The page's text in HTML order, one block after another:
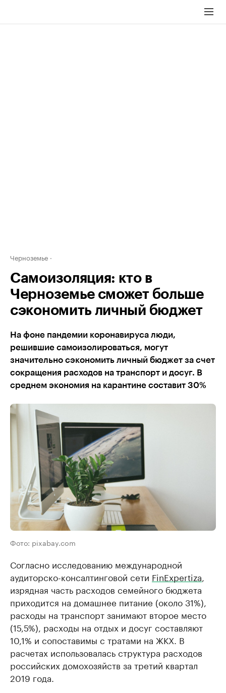
Черноземье
Самоизоляция: кто в
Черноземье сможет больше
сэкономить личный бюджет
На фоне пандемии коронавируса люди,
решившие самоизолироваться, могут
значительно сэкономить личный бюджет за счет
сокращения расходов на транспорт и досуг. В
среднем экономия на карантине составит 30%
Фото: pixabay.com
Согласно исследованию международной
аудиторско-консалтинговой сети FinExpertiza,
изрядная часть расходов семейного бюджета
приходится на домашнее питание (около 31%),
расходы на транспорт занимают второе место
(15,5%), расходы на отдых и досуг составляют
10,1% и сопоставимы с тратами на ЖКХ. В
расчетах использовалась структура расходов
российских домохозяйств за третий квартал
2019 года.